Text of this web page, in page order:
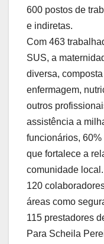
600 postos de
e indiretas.
Com 463
SUS, a
diversa,
enfermagem,
outros
assistência a
funcionários,
que fortalece a
comunidade
120
áreas como
115 prestadores
Para Scheila